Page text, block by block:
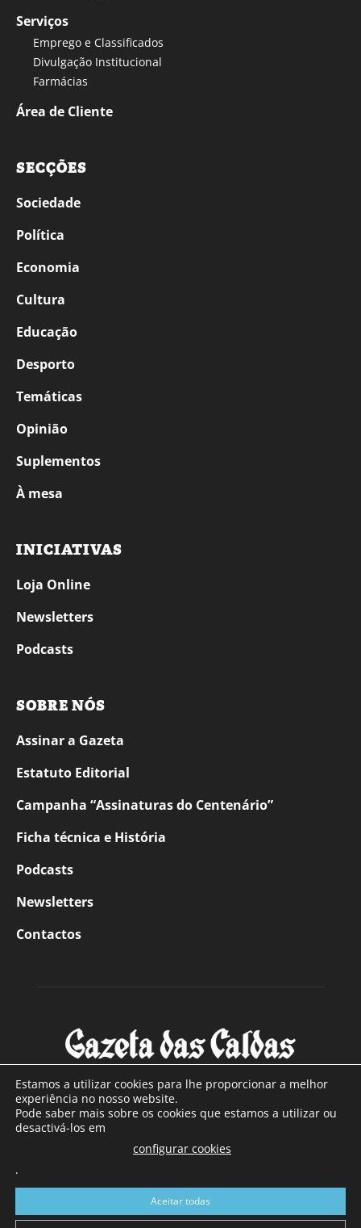
Serviços
Emprego e Classificados
Divulgação Institucional
Farmácias
Área de Cliente
SECÇÕES
Sociedade
Política
Economia
Cultura
Educação
Desporto
Temáticas
Opinião
Suplementos
À mesa
INICIATIVAS
Loja Online
Newsletters
Podcasts
SOBRE NÓS
Assinar a Gazeta
Estatuto Editorial
Campanha “Assinaturas do Centenário”
Ficha técnica e História
Podcasts
Newsletters
Contactos
SOBRE NÓS
Com sede nas Caldas da Rainha e mais de 90 anos de
a sul de distrito de Leiria, com mais de 40.000 leitores por
toda a região Oeste. Jornal com distribuição em Portugal
Continental e assinatura online.
Estamos a utilizar cookies para lhe proporcionar a melhor
experiência no nosso website.
Pode saber mais sobre os cookies que estamos a utilizar ou
desactivá-los em
configurar cookies
.
Aceitar todas